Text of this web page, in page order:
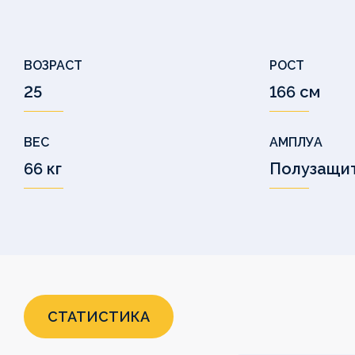
ВОЗРАСТ
25
РОСТ
166 см
ВЕС
66 кг
АМПЛУА
СТАТИСТИКА